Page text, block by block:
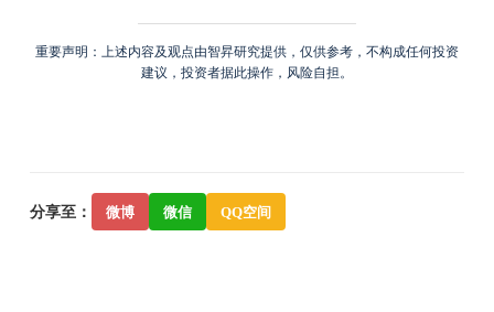
重要声明：上述内容及观点由智昇研究提供，仅供参考，不构成任何投资
建议，投资者据此操作，风险自担。
分享至： 微博 微信 QQ空间